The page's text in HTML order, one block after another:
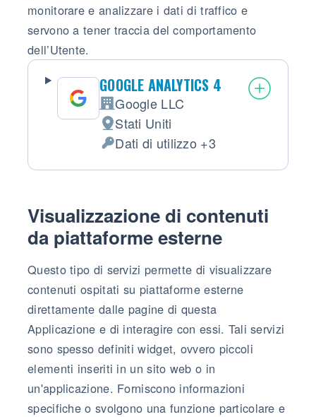
monitorare e analizzare i dati di traffico e
servono a tener traccia del comportamento
dell’Utente.
GOOGLE ANALYTICS 4
Azienda:
Google LLC
Luogo del trattamento:
Stati Uniti
Dati Personali trattati:
Dati di utilizzo +3
Visualizzazione di contenuti
da piattaforme esterne
Questo tipo di servizi permette di visualizzare
contenuti ospitati su piattaforme esterne
direttamente dalle pagine di questa
Applicazione e di interagire con essi. Tali servizi
sono spesso definiti widget, ovvero piccoli
elementi inseriti in un sito web o in
un'applicazione. Forniscono informazioni
specifiche o svolgono una funzione particolare e